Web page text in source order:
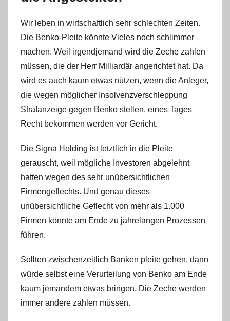
Wir leben in wirtschaftlich sehr schlechten Zeiten.
Die Benko-Pleite könnte Vieles noch schlimmer
machen. Weil irgendjemand wird die Zeche zahlen
müssen, die der Herr Milliardär angerichtet hat. Da
wird es auch kaum etwas nützen, wenn die Anleger,
die wegen möglicher Insolvenzverschleppung
Strafanzeige gegen Benko stellen, eines Tages
Recht bekommen werden vor Gericht.
Die Signa Holding ist letztlich in die Pleite
gerauscht, weil mögliche Investoren abgelehnt
hatten wegen des sehr unübersichtlichen
Firmengeflechts. Und genau dieses
unübersichtliche Geflecht von mehr als 1.000
Firmen könnte am Ende zu jahrelangen Prozessen
führen.
Sollten zwischenzeitlich Banken pleite gehen, dann
würde selbst eine Verurteilung von Benko am Ende
kaum jemandem etwas bringen. Die Zeche werden
immer andere zahlen müssen.